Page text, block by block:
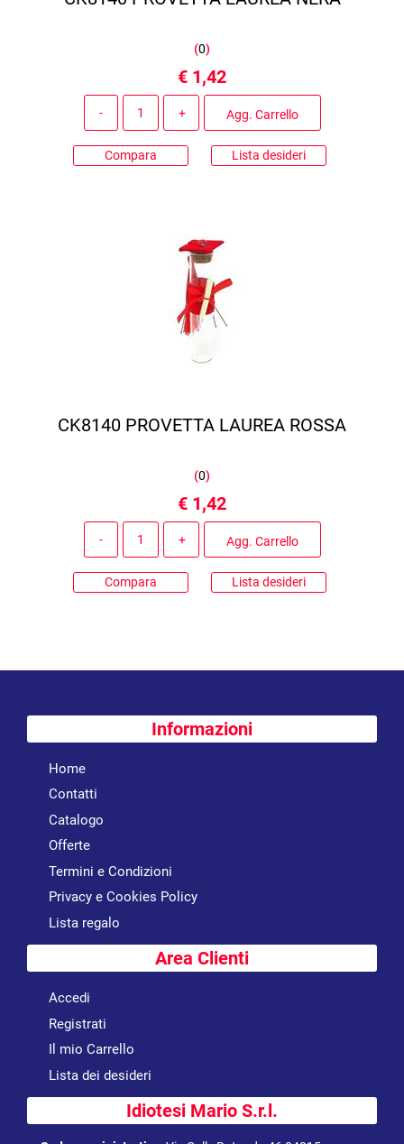
(0)
€ 1,42
Agg. Carrello
Compara Lista desideri
CK8140 PROVETTA LAUREA ROSSA
(0)
€ 1,42
Agg. Carrello
Compara Lista desideri
Informazioni
Home
Contatti
Catalogo
Offerte
Termini e Condizioni
Privacy e Cookies Policy
Lista regalo
Area Clienti
Accedi
Registrati
Il mio Carrello
Lista dei desideri
Idiotesi Mario S.r.l.